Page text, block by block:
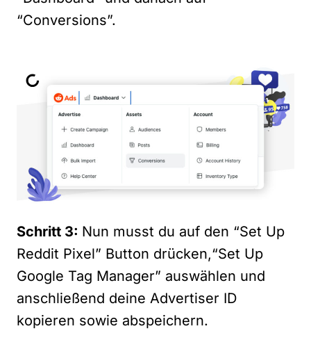
“Conversions”.
Schritt 3: Nun musst du auf den “Set Up
Reddit Pixel” Button drücken,“Set Up
Google Tag Manager” auswählen und
anschließend deine Advertiser ID
kopieren sowie abspeichern.